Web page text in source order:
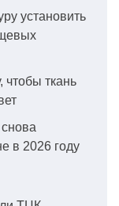
установить
чтобы ткань
в 2026 году